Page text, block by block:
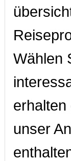
Wählen
unser